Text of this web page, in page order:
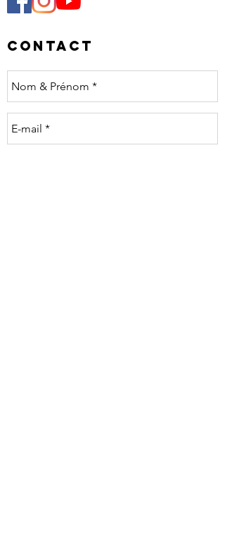
Contact